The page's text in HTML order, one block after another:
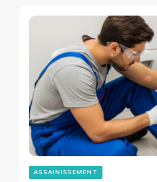
ASSAINISSEMENT